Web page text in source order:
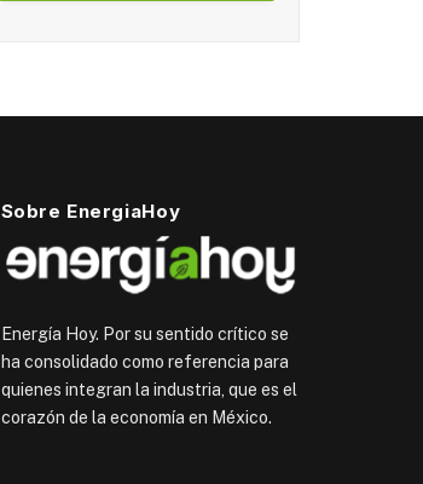
Sobre EnergiaHoy
Energía Hoy. Por su sentido crítico se
ha consolidado como referencia para
quienes integran la industria, que es el
corazón de la economía en México.